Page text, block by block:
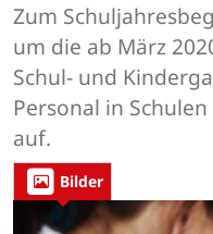
Zum
um die ab März
Schul- und
Personal in
auf.
Bilder